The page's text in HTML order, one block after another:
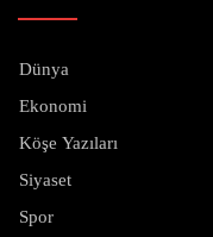
Dünya
Ekonomi
Köşe Yazıları
Siyaset
Spor